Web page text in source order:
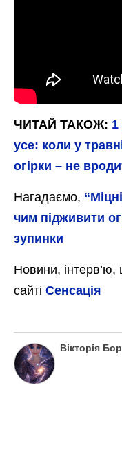
ЧИТАЙ ТАКОЖ: 1
усе: коли у
огірки – не
Нагадаємо,
чим підживити
зупинки
Новини, інтерв’ю,
сайті Сенсація
Вікторія